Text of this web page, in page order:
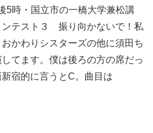
5時・国立市の一橋大学兼松講
ンテスト３ 振り向かないで！私
かわりシスターズの他に須田ち
てます。僕は後ろの方の席だっ
宿的に言うとC。曲目は